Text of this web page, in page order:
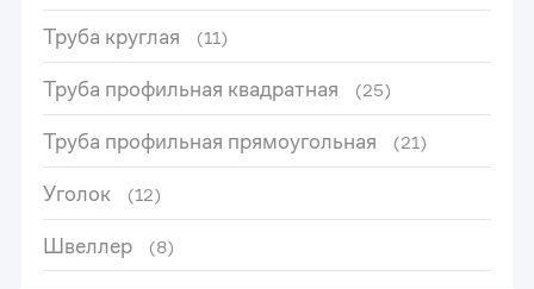
Труба круглая (11)
Труба профильная квадратная (25)
Труба профильная прямоугольная (21)
Уголок (12)
Швеллер (8)